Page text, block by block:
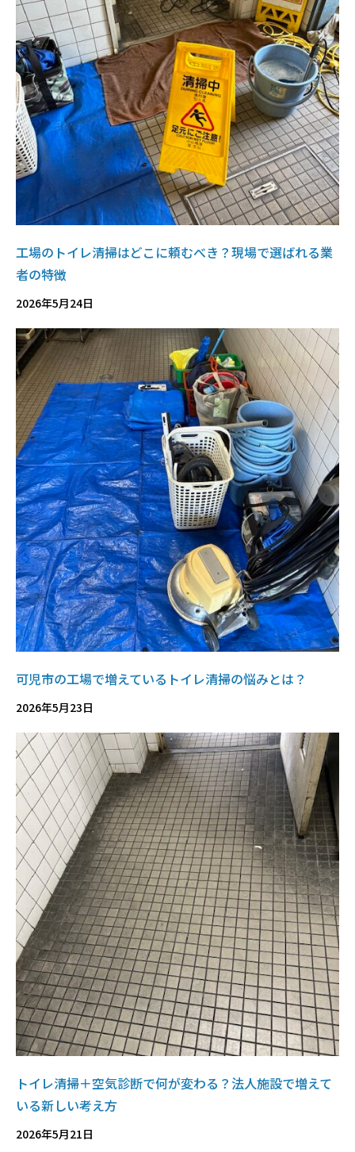
工場のトイレ清掃はどこに頼むべき？現場で選ばれる業
者の特徴
2026年5月24日
可児市の工場で増えているトイレ清掃の悩みとは？
2026年5月23日
トイレ清掃＋空気診断で何が変わる？法人施設で増えて
いる新しい考え方
2026年5月21日